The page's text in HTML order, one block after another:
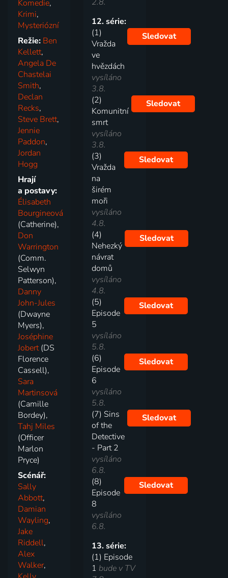
Komedie,
Krimi,
Mysteriózní
Režie: Ben
Kellett,
Angela De
Chastelai
Smith,
Declan
Recks,
Steve Brett,
Jennie
Paddon,
Jordan
Hogg
Hrají
a postavy:
Élisabeth
Bourgineová
(Catherine),
Don
Warrington
(Comm.
Selwyn
Patterson),
Danny
John-Jules
(Dwayne
Myers),
Joséphine
Jobert(DS
Florence
Cassell),
Sara
Martinsová
(Camille
Bordey),
Tahj Miles
(Officer
Marlon
Pryce)
Scénář:
Sally
Abbott,
Damian
Wayling,
Jake
Riddell,
Alex
Walker,
12. série:
(1)
Vražda
ve
hvězdách
vysíláno
3.8.
Sledovat
(2)
Komunitní
smrt
vysíláno
3.8.
Sledovat
(3)
Vražda
na
širém
moři
vysíláno
4.8.
Sledovat
(4)
Nehezký
návrat
domů
vysíláno
4.8.
Sledovat
(5)
Episode
5
vysíláno
5.8.
Sledovat
(6)
Episode
6
vysíláno
5.8.
Sledovat
(7) Sins
of the
Detective
- Part 2
vysíláno
6.8.
Sledovat
(8)
Episode
8
vysíláno
6.8.
Sledovat
13. série:
(1) Episode
1bude v TV